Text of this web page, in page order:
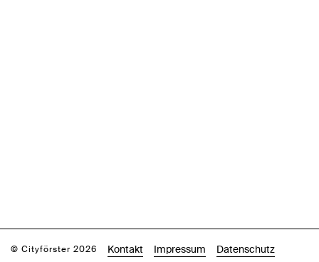
© Cityförster 2026 Kontakt Impressum Datenschutz